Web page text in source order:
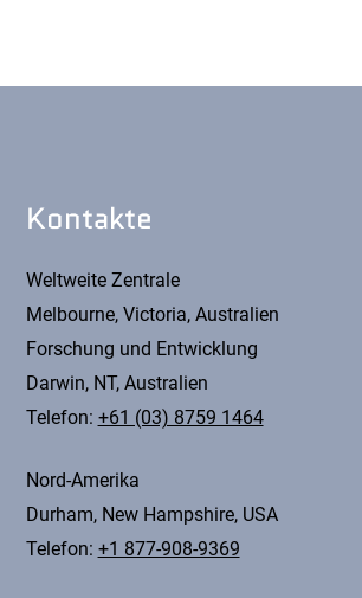
Kontakte
Weltweite Zentrale
Melbourne, Victoria, Australien
Forschung und Entwicklung
Darwin, NT, Australien
Telefon: +61 (03) 8759 1464
Nord-Amerika
Durham, New Hampshire, USA
Telefon: +1 877-908-9369